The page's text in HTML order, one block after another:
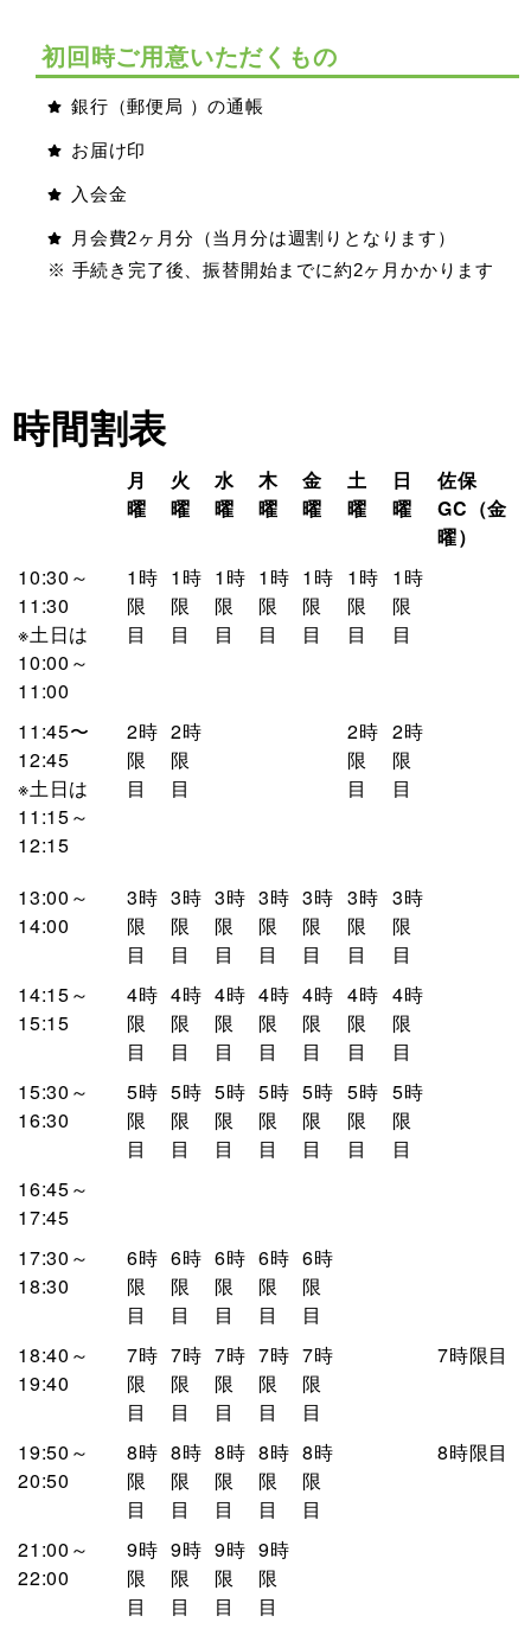
初回時ご用意いただくもの
銀行（郵便局 ）の通帳
お届け印
入会金
月会費2ヶ月分（当月分は週割りとなります）
※ 手続き完了後、振替開始までに約2ヶ月かかります
時間割表
月
曜
火
曜
水
曜
木
曜
金
曜
土
曜
日
曜
佐保
GC（金
曜）
10:30～
11:30
※土日は
10:00～
11:00
1時
限
目
1時
限
目
1時
限
目
1時
限
目
1時
限
目
1時
限
目
1時
限
目
11:45〜
12:45
※土日は
11:15～
12:15
2時
限
目
2時
限
目
2時
限
目
2時
限
目
13:00～
14:00
3時
限
目
3時
限
目
3時
限
目
3時
限
目
3時
限
目
3時
限
目
3時
限
目
14:15～
15:15
4時
限
目
4時
限
目
4時
限
目
4時
限
目
4時
限
目
4時
限
目
4時
限
目
15:30～
16:30
5時
限
目
5時
限
目
5時
限
目
5時
限
目
5時
限
目
5時
限
目
5時
限
目
16:45～
17:45
17:30～
18:30
6時
限
目
6時
限
目
6時
限
目
6時
限
目
6時
限
目
18:40～
19:40
7時
限
目
7時
限
目
7時
限
目
7時
限
目
7時
限
目
7時限目
19:50～
20:50
8時
限
目
8時
限
目
8時
限
目
8時
限
目
8時
限
目
8時限目
21:00～
22:00
9時
限
目
9時
限
目
9時
限
目
9時
限
目